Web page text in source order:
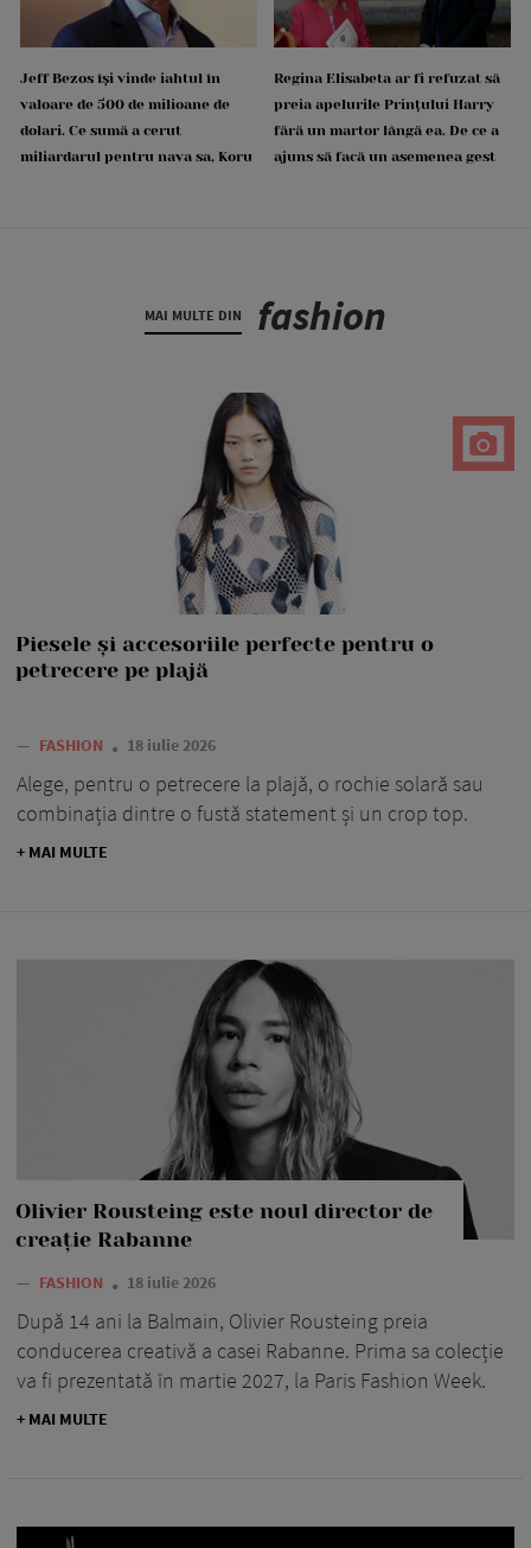
Jeff Bezos își vinde iahtul în
valoare de 500 de milioane de
dolari. Ce sumă a cerut
miliardarul pentru nava sa, Koru
Regina Elisabeta ar fi refuzat să
preia apelurile Prințului Harry
fără un martor lângă ea. De ce a
ajuns să facă un asemenea gest
MAI MULTE DIN fashion
Piesele și accesoriile perfecte pentru o
petrecere pe plajă
— FASHION 18 iulie 2026
Alege, pentru o petrecere la plajă, o rochie solară sau
combinația dintre o fustă statement și un crop top.
+ MAI MULTE
Olivier Rousteing este noul director de
creație Rabanne
— FASHION 18 iulie 2026
După 14 ani la Balmain, Olivier Rousteing preia
conducerea creativă a casei Rabanne. Prima sa colecție
va fi prezentată în martie 2027, la Paris Fashion Week.
+ MAI MULTE